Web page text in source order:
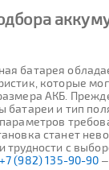
батарея
которые
АКБ.
батареи и тип
станет
трудности с
+7 (982) 135-90-90